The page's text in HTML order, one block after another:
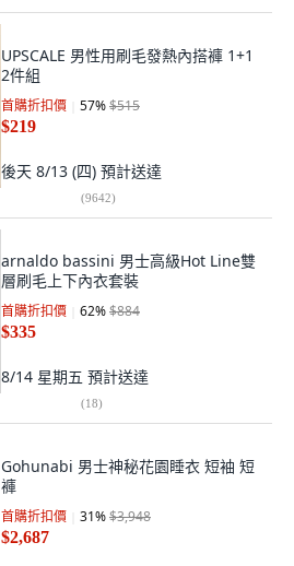
UPSCALE 男性用刷毛發熱內搭褲 1+1
2件組
首購折扣價 57%$515
$219
後天 8/13 (四) 預計送達
(9642)
arnaldo bassini 男士高級Hot Line雙
層刷毛上下內衣套裝
首購折扣價 62%$884
$335
8/14 星期五 預計送達
(18)
Gohunabi 男士神秘花園睡衣 短袖 短
褲
首購折扣價 31%$3,948
$2,687